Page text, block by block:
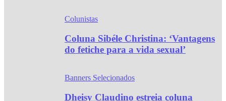
Colunistas
Coluna Sibéle Christina: ‘Vantagens
do fetiche para a vida sexual’
Banners Selecionados
Dheisy Claudino estreia coluna